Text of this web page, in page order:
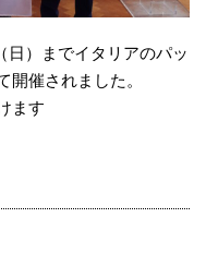
日）までイタリアのパッ
開催されました。
ます